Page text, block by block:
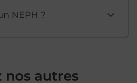
NEPH ?
nos autres